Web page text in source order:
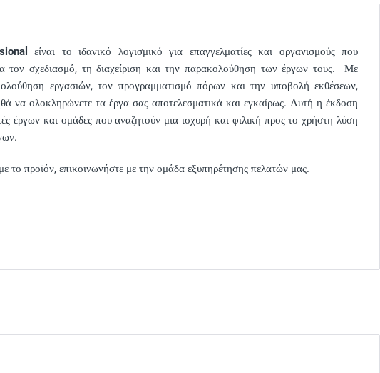
είναι το ιδανικό λογισμικό για επαγγελματίες και οργανισμούς που
τον σχεδιασμό, τη διαχείριση και την παρακολούθηση των έργων τους. Με
εργασιών, τον προγραμματισμό πόρων και την υποβολή εκθέσεων,
να ολοκληρώνετε τα έργα σας αποτελεσματικά και εγκαίρως. Αυτή η έκδοση
έργων και ομάδες που αναζητούν μια ισχυρή και φιλική προς το χρήστη λύση
το προϊόν, επικοινωνήστε με την ομάδα εξυπηρέτησης πελατών μας.